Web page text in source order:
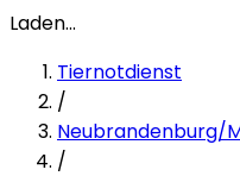
Laden...
Tiernotdienst
/
Neubrandenburg/
/